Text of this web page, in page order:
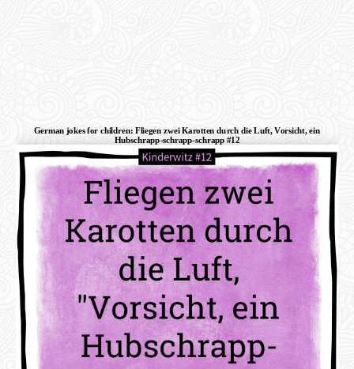
German jokes for children: Fliegen zwei Karotten durch die Luft, Vorsicht, ein
Hubschrapp-schrapp-schrapp #12